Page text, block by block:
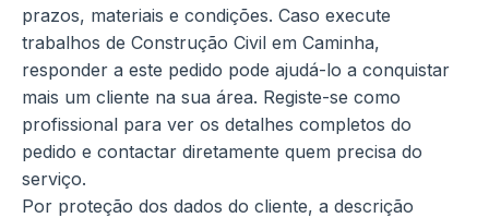
prazos, materiais e condições. Caso execute
trabalhos de Construção Civil em Caminha,
responder a este pedido pode ajudá-lo a conquistar
mais um cliente na sua área. Registe-se como
profissional para ver os detalhes completos do
pedido e contactar diretamente quem precisa do
serviço.
Por proteção dos dados do cliente, a descrição